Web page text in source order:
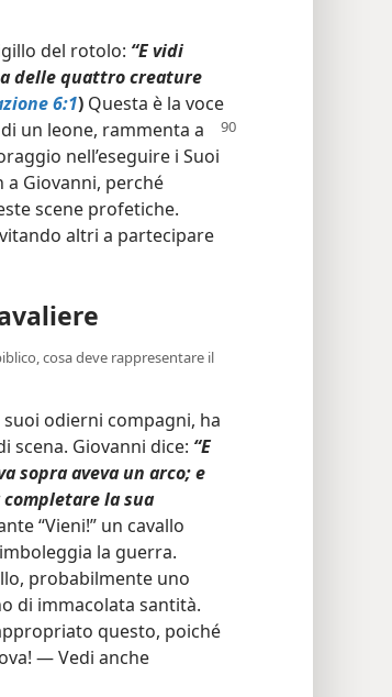
del rotolo: “E vidi
delle quattro creature
6:1) Questa è la voce
un leone, rammenta a
nell’eseguire i Suoi
Giovanni, perché
scene profetiche.
altri a partecipare
cosa deve rappresentare il
suoi odierni compagni, ha
scena. Giovanni dice: “E
sopra aveva un arco; e
la sua
“Vieni!” un cavallo
la guerra.
probabilmente uno
di immacolata santità.
questo, poiché
— Vedi anche